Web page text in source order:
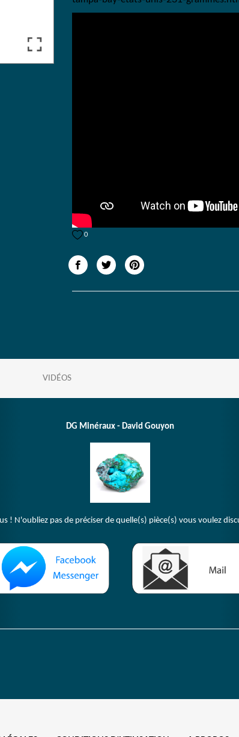
0
VIDÉOS
DG Minéraux - David Gouyon
! N'oubliez pas de préciser de quelle(s) pièce(s) vous voulez